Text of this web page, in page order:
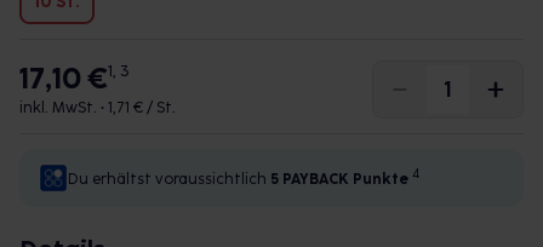
17,10 €1, 3
inkl. MwSt. • 1,71 € / St.
Du erhältst voraussichtlich 5 PAYBACK Punkte 4